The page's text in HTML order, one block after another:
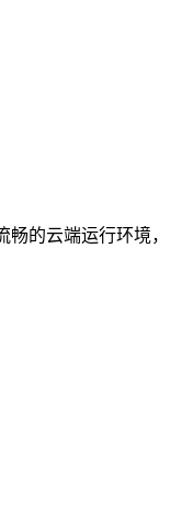
的云端运行环境